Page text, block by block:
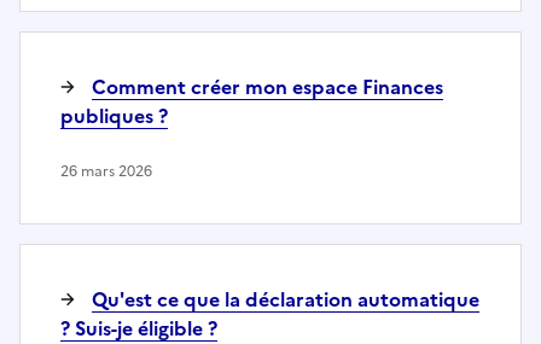
Comment créer mon espace Finances
publiques ?
26 mars 2026
Qu'est ce que la déclaration automatique
? Suis-je éligible ?